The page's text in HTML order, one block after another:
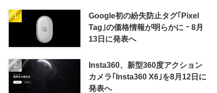
Google初の紛失防止タグ｢Pixel
Tag｣の価格情報が明らかに ｰ 8月
13日に発表へ
Insta360、新型360度アクション
カメラ｢Insta360 X6｣を8月12日に
発表へ